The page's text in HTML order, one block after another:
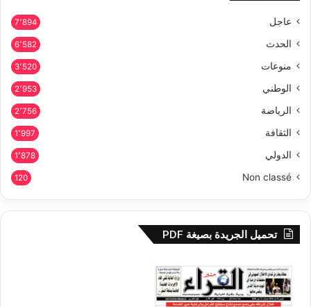
عاجل 7٬894
الحدث 6٬582
منوعات 3٬520
الوطني 2٬953
الرياضة 2٬756
الثقافة 1٬997
الدولي 1٬878
Non classé
120
تحميل الجريدة بصيغة PDF